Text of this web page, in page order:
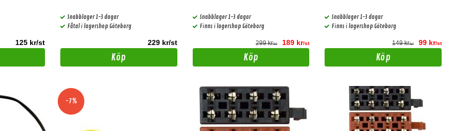
125 kr/st
Snabblager 1-3 dagar
Fåtal i lagershop Göteborg
229 kr/st
Köp
Snabblager 1-3 dagar
Finns i lagershop Göteborg
299 kr/st 189 kr/st
Köp
Snabblager 1-3 dagar
Finns i lagershop Göteborg
149 kr/st 99 kr/st
Köp
-7%